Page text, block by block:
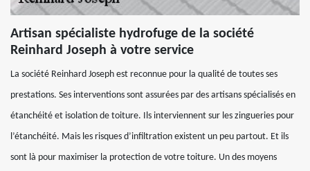
Artisan spécialiste hydrofuge de la société
Reinhard Joseph à votre service
La société Reinhard Joseph est reconnue pour la qualité de toutes ses
prestations. Ses interventions sont assurées par des artisans spécialisés en
étanchéité et isolation de toiture. Ils interviennent sur les zingueries pour
l’étanchéité. Mais les risques d’infiltration existent un peu partout. Et ils
sont là pour maximiser la protection de votre toiture. Un des moyens